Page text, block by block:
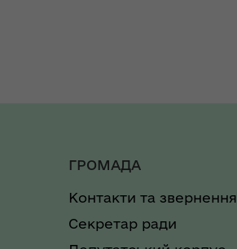
ГРОМАДА
Контакти та звернення
Секретар ради